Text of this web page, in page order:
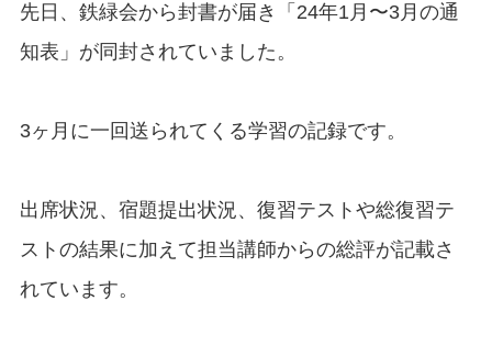
先日、鉄緑会から封書が届き「24年1月〜3月の通
知表」が同封されていました。
3ヶ月に一回送られてくる学習の記録です。
出席状況、宿題提出状況、復習テストや総復習テ
ストの結果に加えて担当講師からの総評が記載さ
れています。